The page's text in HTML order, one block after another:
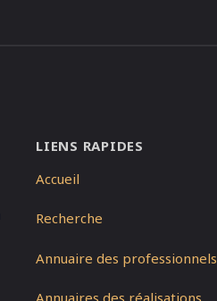
LIENS RAPIDES
Accueil
Recherche
Annuaire des professionnels